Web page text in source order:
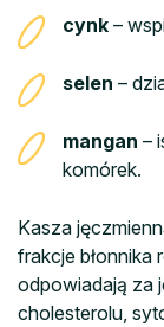
cynk –
selen –
mangan –
komórek.
Kasza
frakcje błonnika
odpowiadają za
cholesterolu,